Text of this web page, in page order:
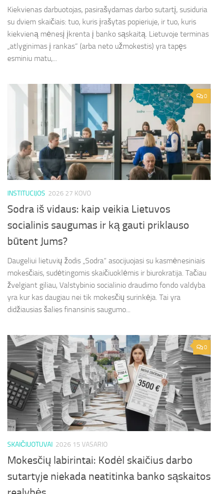
Kiekvienas darbuotojas, pasirašydamas darbo sutartį, susiduria
su dviem skaičiais: tuo, kuris įrašytas popieriuje, ir tuo, kuris
kiekvieną mėnesį įkrenta į banko sąskaitą. Lietuvoje terminas
„atlyginimas į rankas“ (arba neto užmokestis) yra tapęs
esminiu matu,...
0
INSTITUCIJOS 2026 27 KOVO
Sodra iš vidaus: kaip veikia Lietuvos
socialinis saugumas ir ką gauti priklauso
būtent Jums?
Daugeliui lietuvių žodis „Sodra“ asocijuojasi su kasmėnesiniais
mokesčiais, sudėtingomis skaičiuoklėmis ir biurokratija. Tačiau
žvelgiant giliau, Valstybinio socialinio draudimo fondo valdyba
yra kur kas daugiau nei tik mokesčių surinkėja. Tai yra
didžiausias šalies finansinis saugumo...
0
SKAIČIUOTUVAI 2026 15 VASARIO
Mokesčių labirintai: Kodėl skaičius darbo
sutartyje niekada neatitinka banko sąskaitos